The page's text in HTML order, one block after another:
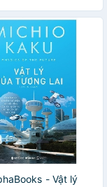
- Vật lý